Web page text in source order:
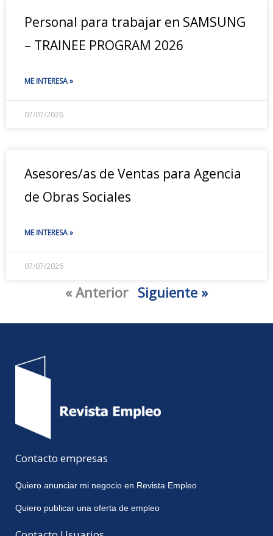
Personal para trabajar en SAMSUNG
– TRAINEE PROGRAM 2026
ME INTERESA »
07/07/2026
Asesores/as de Ventas para Agencia
de Obras Sociales
ME INTERESA »
07/07/2026
« Anterior Siguiente »
Contacto empresas
Quiero anunciar mi negocio en Revista Empleo
Quiero publicar una oferta de empleo